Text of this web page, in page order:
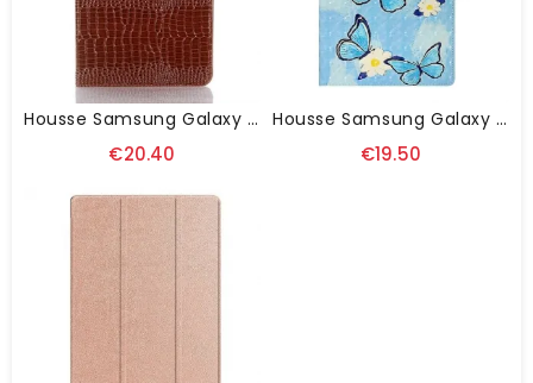
Housse Samsung Galaxy Tab S8 Plus / S7 Plus Effet Peau De Crocodile
€20.40
Housse Samsung Galaxy Tab S8 Plus / S7 Plus Féérie Papillons
€19.50